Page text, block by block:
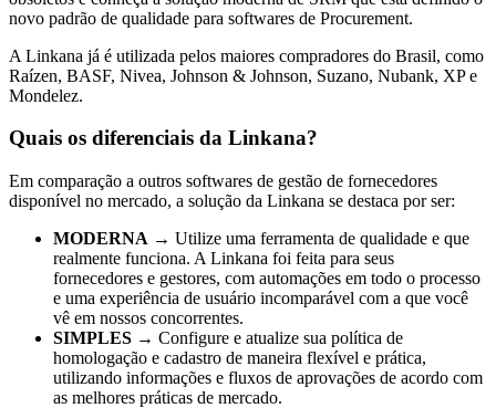
novo padrão de qualidade para softwares de Procurement.
A Linkana já é utilizada pelos maiores compradores do Brasil, como
Raízen, BASF, Nivea, Johnson & Johnson, Suzano, Nubank, XP e
Mondelez.
Quais os diferenciais da Linkana?
Em comparação a outros softwares de gestão de fornecedores
disponível no mercado, a solução da Linkana se destaca por ser:
MODERNA → Utilize uma ferramenta de qualidade e que
realmente funciona. A Linkana foi feita para seus
fornecedores e gestores, com automações em todo o processo
e uma experiência de usuário incomparável com a que você
vê em nossos concorrentes.
SIMPLES → Configure e atualize sua política de
homologação e cadastro de maneira flexível e prática,
utilizando informações e fluxos de aprovações de acordo com
as melhores práticas de mercado.